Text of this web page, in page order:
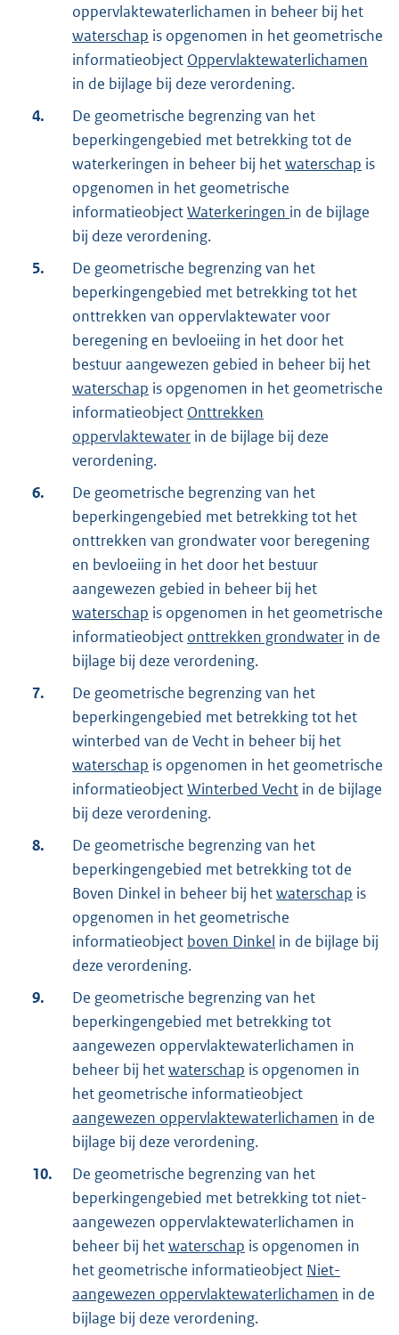
oppervlaktewaterlichamen in beheer bij het
waterschap is opgenomen in het geometrische
informatieobject Oppervlaktewaterlichamen
in de bijlage bij deze verordening.
4.
De geometrische begrenzing van het
beperkingengebied met betrekking tot de
waterkeringen in beheer bij hetwaterschap is
opgenomen in het geometrische
informatieobjectWaterkeringen in de bijlage
bij deze verordening.
5.
De geometrische begrenzing van het
beperkingengebied met betrekking tot het
onttrekken van oppervlaktewater voor
beregening en bevloeiing in het door het
bestuur aangewezen gebied in beheer bij het
waterschap is opgenomen in het geometrische
informatieobject Onttrekken
oppervlaktewater in de bijlage bij deze
verordening.
6.
De geometrische begrenzing van het
beperkingengebied met betrekking tot het
onttrekken van grondwater voor beregening
en bevloeiing in het door het bestuur
aangewezen gebied in beheer bij het
waterschap is opgenomen in het geometrische
informatieobject onttrekken grondwater in de
bijlage bij deze verordening.
7.
De geometrische begrenzing van het
beperkingengebied met betrekking tot het
winterbed van de Vecht in beheer bij het
waterschap is opgenomen in het geometrische
informatieobjectWinterbed Vecht in de bijlage
bij deze verordening.
8.
De geometrische begrenzing van het
beperkingengebied met betrekking tot de
Boven Dinkel in beheer bij hetwaterschap is
opgenomen in het geometrische
informatieobject boven Dinkel in de bijlage bij
deze verordening.
9.
De geometrische begrenzing van het
beperkingengebied met betrekking tot
aangewezen oppervlaktewaterlichamen in
beheer bij hetwaterschap is opgenomen in
het geometrische informatieobject
aangewezen oppervlaktewaterlichamen in de
bijlage bij deze verordening.
10.
De geometrische begrenzing van het
beperkingengebied met betrekking tot niet-
aangewezen oppervlaktewaterlichamen in
beheer bij hetwaterschap is opgenomen in
het geometrische informatieobject Niet-
aangewezen oppervlaktewaterlichamen in de
bijlage bij deze verordening.